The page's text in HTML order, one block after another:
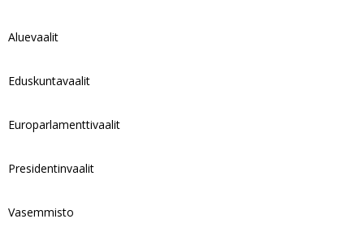
Aluevaalit
Eduskuntavaalit
Europarlamenttivaalit
Presidentinvaalit
Vasemmisto